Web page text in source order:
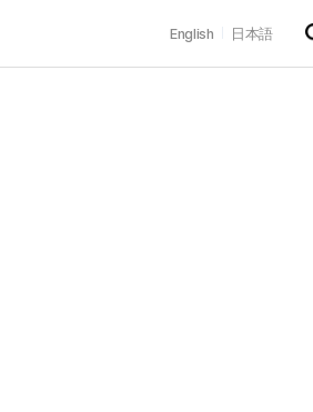
English 日本語